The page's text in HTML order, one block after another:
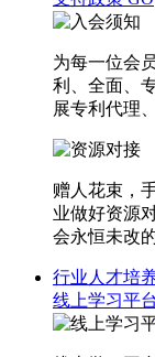
为每一位会
利、全面、
展专利代理
赠人花束，
业做好资源
会永恒未改
行业人才培
线上学习平台